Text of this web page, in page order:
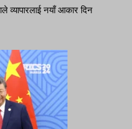
व्यापारलाई नयाँ आकार दिन